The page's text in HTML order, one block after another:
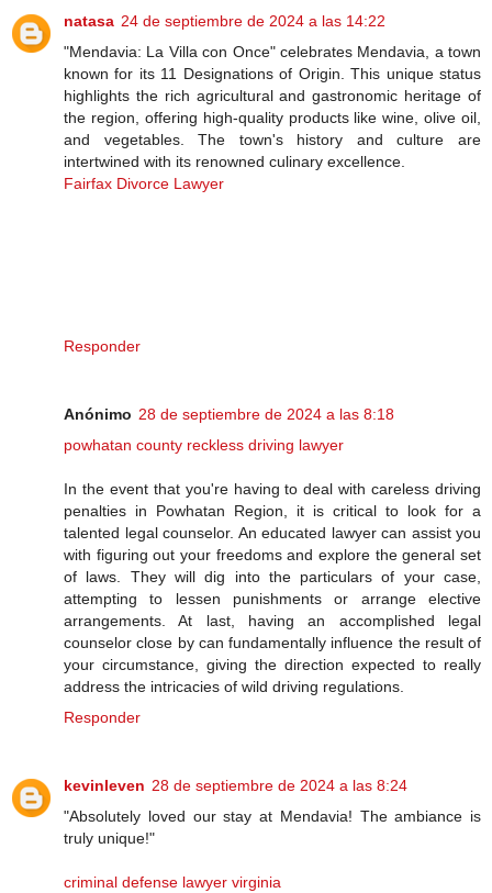
natasa 24 de septiembre de 2024 a las 14:22
"Mendavia: La Villa con Once" celebrates Mendavia, a town
known for its 11 Designations of Origin. This unique status
highlights the rich agricultural and gastronomic heritage of
the region, offering high-quality products like wine, olive oil,
and vegetables. The town's history and culture are
intertwined with its renowned culinary excellence.
Fairfax Divorce Lawyer
Responder
Anónimo 28 de septiembre de 2024 a las 8:18
powhatan county reckless driving lawyer
In the event that you're having to deal with careless driving
penalties in Powhatan Region, it is critical to look for a
talented legal counselor. An educated lawyer can assist you
with figuring out your freedoms and explore the general set
of laws. They will dig into the particulars of your case,
attempting to lessen punishments or arrange elective
arrangements. At last, having an accomplished legal
counselor close by can fundamentally influence the result of
your circumstance, giving the direction expected to really
address the intricacies of wild driving regulations.
Responder
kevinleven 28 de septiembre de 2024 a las 8:24
"Absolutely loved our stay at Mendavia! The ambiance is
truly unique!"
criminal defense lawyer virginia